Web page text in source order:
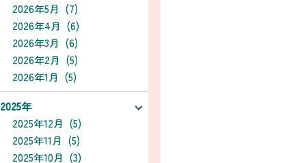
2026年5月 (7)
2026年4月 (6)
2026年3月 (6)
2026年2月 (5)
2026年1月 (5)
2025年
2025年12月 (5)
2025年11月 (5)
2025年10月 (3)